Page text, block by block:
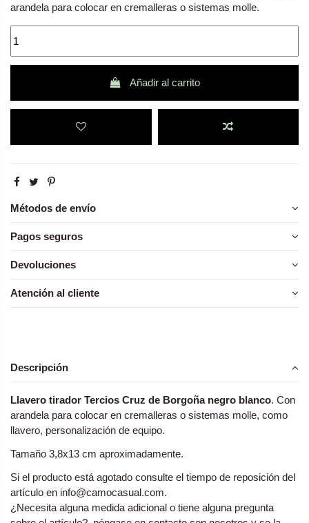
arandela para colocar en cremalleras o sistemas molle.
Añadir al carrito
Métodos de envío
Pagos seguros
Devoluciones
Atención al cliente
Descripción
Llavero tirador Tercios Cruz de Borgoña negro blanco. Con
arandela para colocar en cremalleras o sistemas molle, como
llavero, personalización de equipo.
Tamaño 3,8x13 cm aproximadamente.
Si el producto está agotado consulte el tiempo de reposición del
artículo en info@camocasual.com.
¿Necesita alguna medida adicional o tiene alguna pregunta